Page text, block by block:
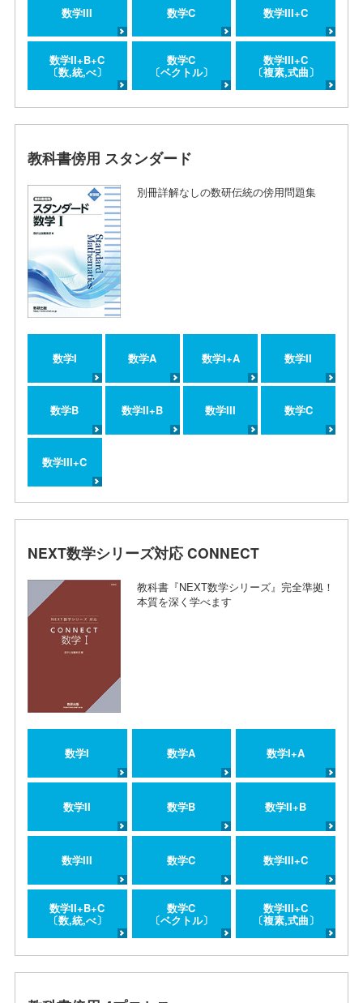
数学III 数学C 数学III+C
数学II+B+C
〔数,統,べ〕
数学C
〔ベクトル〕
数学III+C
〔複素,式曲〕
教科書傍用 スタンダード
別冊詳解なしの数研伝統の傍用問題集
数学I 数学A 数学I+A 数学II
数学B 数学II+B 数学III 数学C
数学III+C
NEXT数学シリーズ対応 CONNECT
教科書『NEXT数学シリーズ』完全準拠！
本質を深く学べます
数学I 数学A 数学I+A
数学II 数学B 数学II+B
数学III 数学C 数学III+C
数学II+B+C
〔数,統,べ〕
数学C
〔ベクトル〕
数学III+C
〔複素,式曲〕